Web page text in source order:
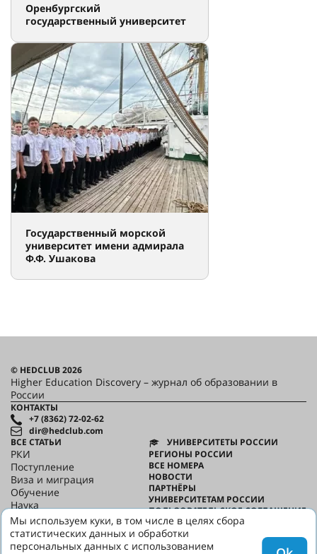
Оренбургский
государственный университет
Государственный морской
университет имени адмирала
Ф.Ф. Ушакова
© HEDCLUB 2026
Higher Education Discovery – журнал об образовании в
России
КОНТАКТЫ
+7 (8362) 72-02-62
dir@hedclub.com
ВСЕ СТАТЬИ
РКИ
Поступление
Виза и миграция
Обучение
Наука
HED_people
Русский дом
Регионы
УНИВЕРСИТЕТЫ РОССИИ
РЕГИОНЫ РОССИИ
ВСЕ НОМЕРА
НОВОСТИ
ПАРТНЁРЫ
УНИВЕРСИТЕТАМ РОССИИ
ПОЛЬЗОВАТЕЛЬСКОЕ СОГЛАШЕНИЕ
КОНФИДЕНЦИАЛЬНОСТЬ
О HED
Мы используем куки, в том числе в целях сбора
статистических данных и обработки
персональных данных с использованием